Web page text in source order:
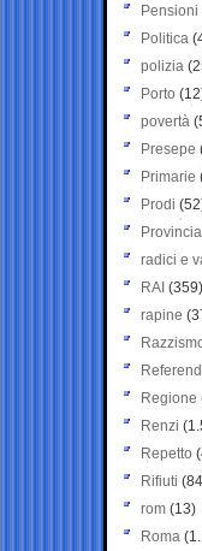
Pensioni
Politica
polizia
Porto
povertà
Presepe
Primarie
Prodi
Provincia
radici e
RAI (359)
rapine
Regione
Renzi
Repetto
Rifiuti
rom (13)
Roma